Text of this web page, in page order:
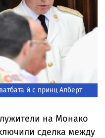
ѝ с принц Алберт
на Монако
сделка между